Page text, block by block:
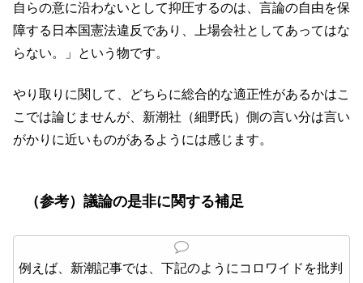
自らの意に沿わないとして抑圧するのは、言論の自由を保
障する日本国憲法違反であり、上場会社としてあってはな
らない。」という物です。
やり取りに関して、どちらに総合的な適正性があるかはこ
こでは論じませんが、新潮社（細野氏）側の言い分は言い
がかりに近いものがあるようには感じます。
（参考）議論の是非に関する補足
例えば、新潮記事では、下記のようにコロワイドを批判